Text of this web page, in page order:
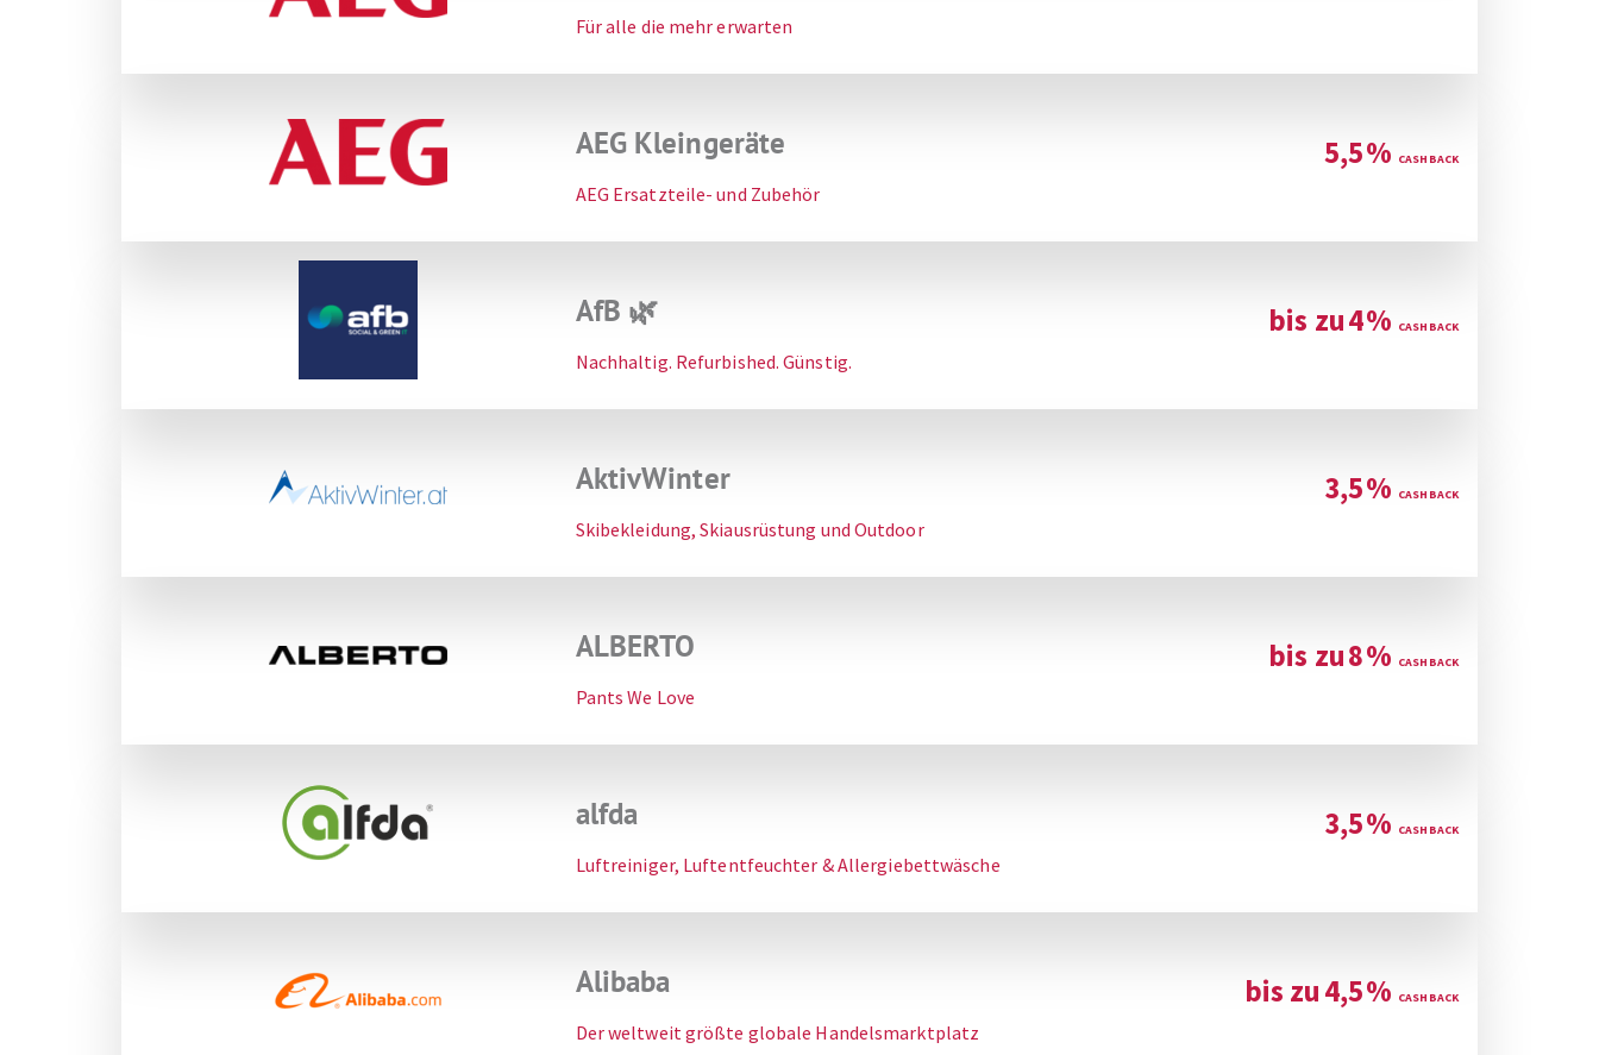
Für alle die mehr erwarten
AEG Kleingeräte
AEG Ersatzteile- und Zubehör
5,5%
AfB 🌿
Nachhaltig. Refurbished. Günstig.
bis zu4%
AktivWinter
Skibekleidung, Skiausrüstung und Outdoor
3,5%
ALBERTO
Pants We Love
bis zu8%
alfda
Luftreiniger, Luftentfeuchter & Allergiebettwäsche
3,5%
Alibaba
Der weltweit größte globale Handelsmarktplatz
bis zu4,5%